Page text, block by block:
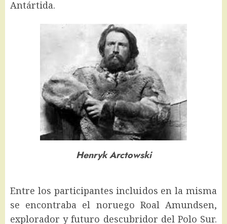
Antártida.
Henryk Arctowski
Entre los participantes incluidos en la misma
se encontraba el noruego Roal Amundsen,
explorador y futuro descubridor del Polo Sur.